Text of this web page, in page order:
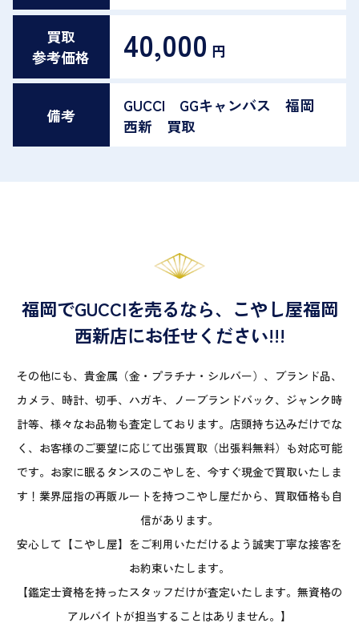
買取
参考価格
40,000 円
備考
GUCCI GGキャンバス 福岡
西新 買取
福岡でGUCCIを売るなら、こやし屋福岡
西新店にお任せください!!!
その他にも、貴金属（金・プラチナ・シルバー）、ブランド品、
カメラ、時計、切手、ハガキ、ノーブランドバック、ジャンク時
計等、様々なお品物も査定しております。店頭持ち込みだけでな
く、お客様のご要望に応じて出張買取（出張料無料）も対応可能
です。お家に眠るタンスのこやしを、今すぐ現金で買取いたしま
す！業界屈指の再販ルートを持つこやし屋だから、買取価格も自
信があります。
安心して【こやし屋】をご利用いただけるよう誠実丁寧な接客を
お約束いたします。
【鑑定士資格を持ったスタッフだけが査定いたします。無資格の
アルバイトが担当することはありません。】